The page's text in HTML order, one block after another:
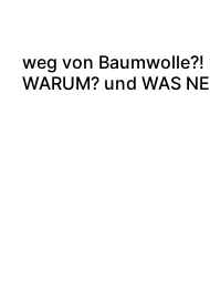
weg von
WARUM? und WAS